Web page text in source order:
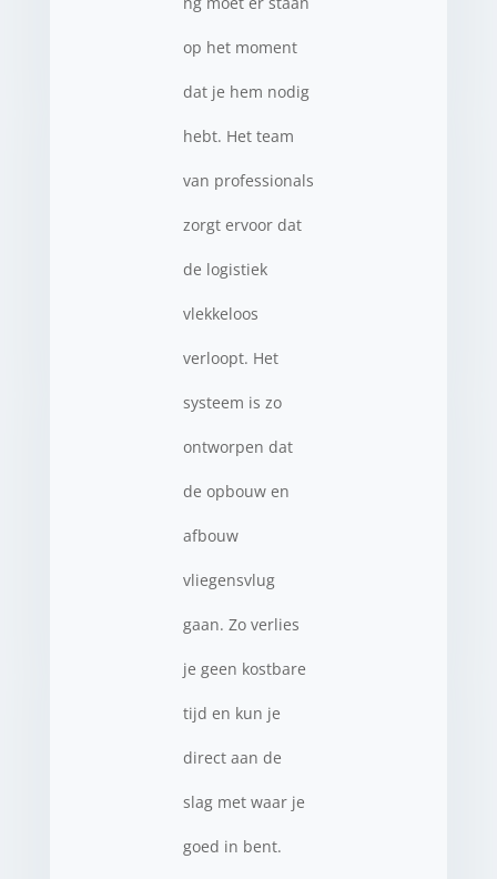
op het moment
dat je hem nodig
hebt. Het team
van professionals
zorgt ervoor dat
de logistiek
vlekkeloos
verloopt. Het
systeem is zo
ontworpen dat
de opbouw en
afbouw
vliegensvlug
gaan. Zo verlies
je geen kostbare
tijd en kun je
direct aan de
slag met waar je
goed in bent.